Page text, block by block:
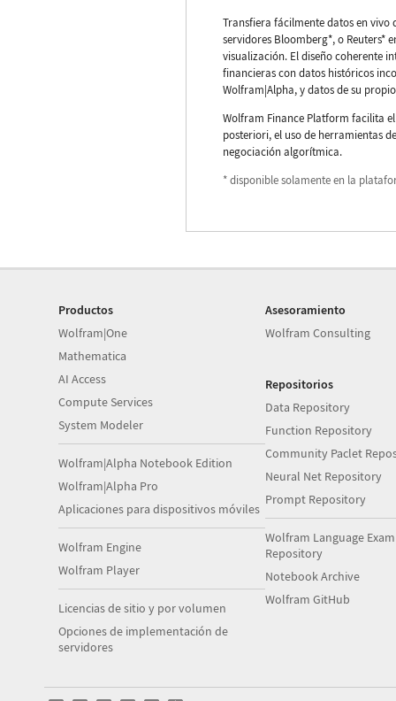
Transfiera fácilmente datos en vivo
servidores Bloomberg*, o Reuters*
visualización. El diseño coherente
financieras con datos históricos
Wolfram|Alpha, y datos de su
Wolfram Finance Platform facilita
posteriori, el uso de herramientas
negociación algorítmica.
* disponible solamente en la
Productos
Wolfram|One
Mathematica
AI Access
Compute Services
System Modeler
Wolfram|Alpha Notebook Edition
Wolfram|Alpha Pro
Aplicaciones para dispositivos móviles
Wolfram Engine
Wolfram Player
Licencias de sitio y por volumen
Opciones de implementación de
servidores
Asesoramiento
Wolfram Consulting
Repositorios
Data Repository
Function Repository
Community Paclet
Neural Net Repository
Prompt Repository
Wolfram Language
Repository
Notebook Archive
Wolfram GitHub